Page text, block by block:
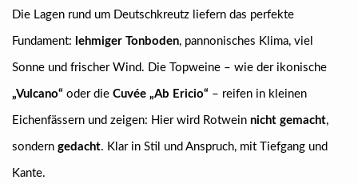
Die Lagen rund um Deutschkreutz liefern das perfekte
Fundament: lehmiger Tonboden, pannonisches Klima, viel
Sonne und frischer Wind. Die Topweine – wie der ikonische
„Vulcano“ oder die Cuvée „Ab Ericio“ – reifen in kleinen
Eichenfässern und zeigen: Hier wird Rotwein nicht gemacht,
sondern gedacht. Klar in Stil und Anspruch, mit Tiefgang und
Kante.